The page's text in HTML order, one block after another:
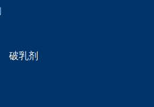
破乳剂